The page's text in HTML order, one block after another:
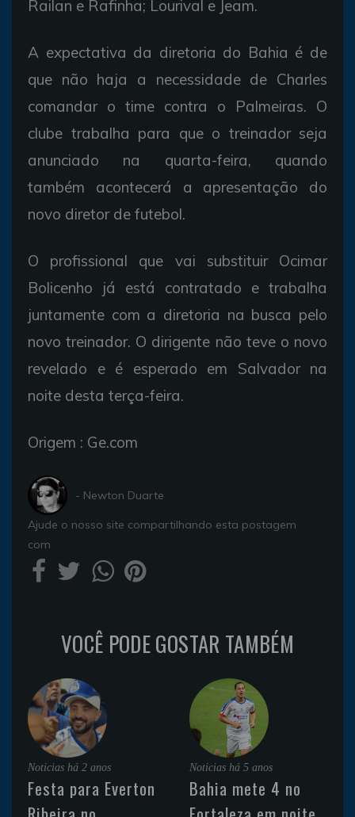
Railan e Rafinha; Lourival e Jeam.
A expectativa da diretoria do Bahia é de
que não haja a necessidade de Charles
comandar o time contra o Palmeiras. O
clube trabalha para que o treinador seja
anunciado na quarta-feira, quando
também acontecerá a apresentação do
novo diretor de futebol.
O profissional que vai substituir Ocimar
Bolicenho já está contratado e trabalha
juntamente com a diretoria na busca pelo
novo treinador. O dirigente não teve o novo
revelado e é esperado em Salvador na
noite desta terça-feira.
Origem : Ge.com
- Newton Duarte
Ajude o nosso site compartilhando esta postagem
com
VOCÊ PODE GOSTAR TAMBÉM
Noticias há 2 anos
Festa para Everton
Noticias há 5 anos
Bahia mete 4 no